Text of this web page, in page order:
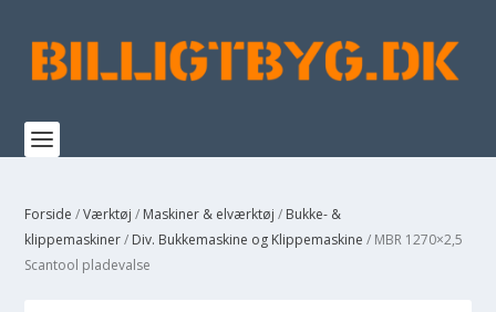
Forside /Værktøj / Maskiner & elværktøj / Bukke- &
klippemaskiner/ Div. Bukkemaskine og Klippemaskine / MBR 1270×2,5
Scantool pladevalse